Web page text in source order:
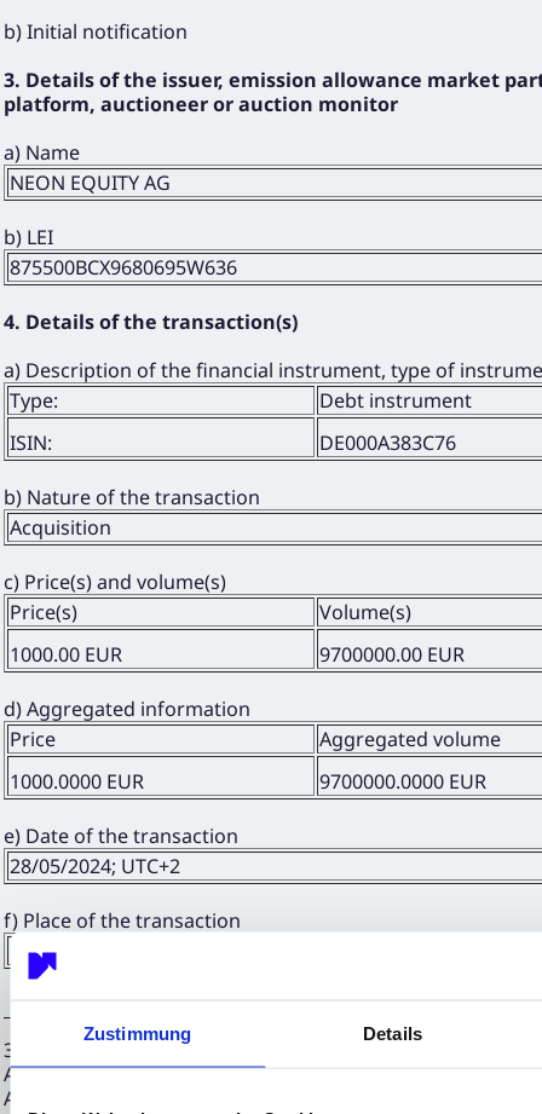
Zustimmung Details
b) Initial notification
3. Details of the issuer, emission allowance market
platform, auctioneer or auction monitor
a) Name
NEON EQUITY AG
b) LEI
875500BCX9680695W636
4. Details of the transaction(s)
a) Description of the financial instrument, type of
Type:
Debt instrument
ISIN:
DE000A383C76
b) Nature of the transaction
Acquisition
c) Price(s) and volume(s)
Price(s)
Volume(s)
1000.00 EUR
9700000.00 EUR
d) Aggregated information
Price
Aggregated volume
1000.0000 EUR
9700000.0000 EUR
e) Date of the transaction
28/05/2024; UTC+2
f) Place of the transaction
Outside a trading venue
31.05.2024 CET/CEST The EQS Distribution Services
Announcements, Financial/Corporate News and Press
Archive at www.eqs-news.com